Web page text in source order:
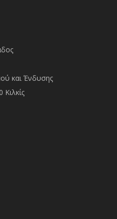
και Ένδυσης
Κιλκίς